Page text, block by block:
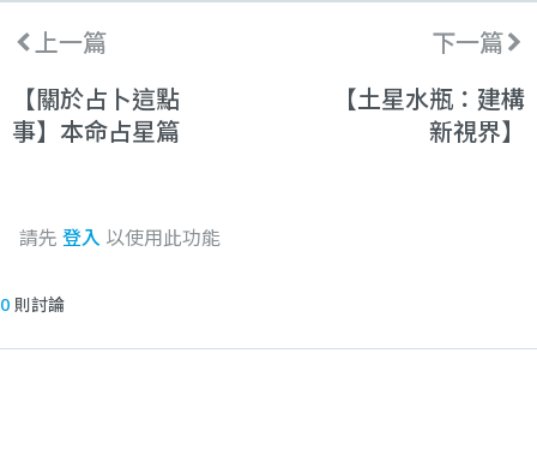
上一篇
【關於占卜這點
事】本命占星篇
下一篇
【土星水瓶：建構
新視界】
請先 登入 以使用此功能
0 則討論